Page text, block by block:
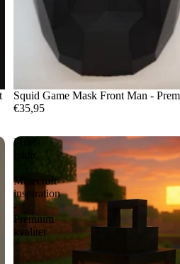
Squid Game Mask Front Man -
€35,95
Pixel-
Minecraft
inspiration
-
Premium
kvalitet